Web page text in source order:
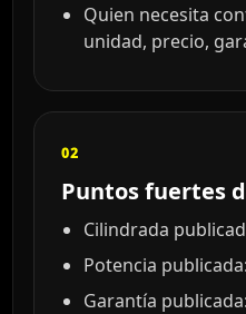
Quien necesita
unidad, precio,
02
Puntos fuertes
Cilindrada
Potencia
Garantía